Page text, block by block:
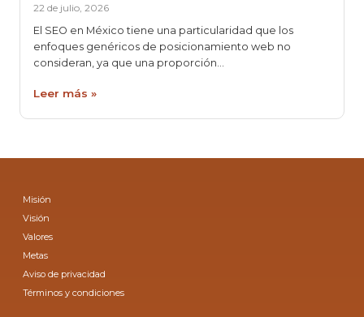
22 de julio, 2026
El SEO en México tiene una particularidad que los
enfoques genéricos de posicionamiento web no
consideran, ya que una proporción…
Leer más »
Misión
Visión
Valores
Metas
Aviso de privacidad
Términos y condiciones